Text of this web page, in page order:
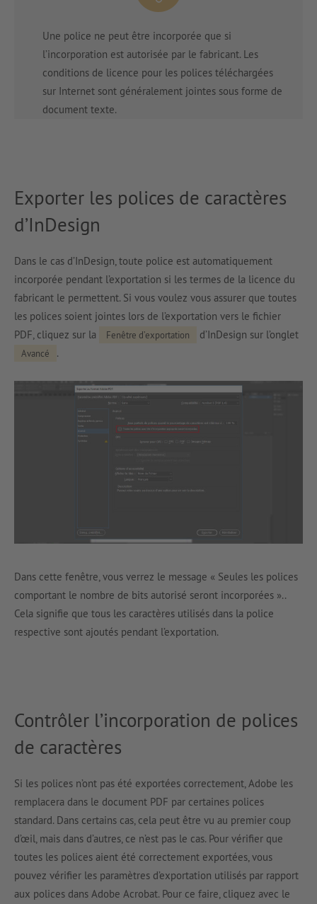
Une police ne peut être incorporée que si
l’incorporation est autorisée par le fabricant. Les
conditions de licence pour les polices téléchargées
sur Internet sont généralement jointes sous forme de
document texte.
Exporter les polices de caractères
d’InDesign
Dans le cas d’InDesign, toute police est automatiquement
incorporée pendant l’exportation si les termes de la licence du
fabricant le permettent. Si vous voulez vous assurer que toutes
les polices soient jointes lors de l’exportation vers le fichier
PDF, cliquez sur la
Fenêtre d’exportation d’InDesign sur l’onglet
Avancé .
Dans cette fenêtre, vous verrez le message « Seules les polices
comportant le nombre de bits autorisé seront incorporées »..
Cela signifie que tous les caractères utilisés dans la police
respective sont ajoutés pendant l’exportation.
Contrôler l’incorporation de polices
de caractères
Si les polices n’ont pas été exportées correctement, Adobe les
remplacera dans le document PDF par certaines polices
standard. Dans certains cas, cela peut être vu au premier coup
d’œil, mais dans d’autres, ce n’est pas le cas. Pour vérifier que
toutes les polices aient été correctement exportées, vous
pouvez vérifier les paramètres d’exportation utilisés par rapport
aux polices dans Adobe Acrobat. Pour ce faire, cliquez avec le